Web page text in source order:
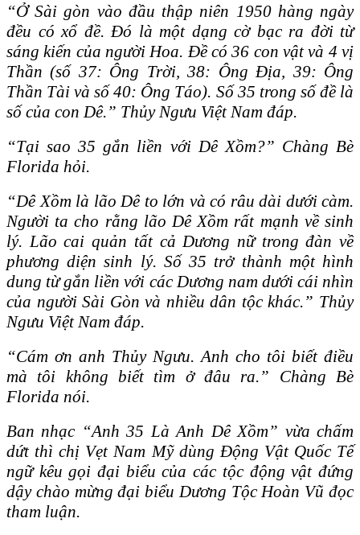
“Ở Sài gòn vào đầu thập niên 1950 hàng ngày
đều có xổ đề. Ɖó là một dạng cờ bạc ra đời từ
sáng kiến của người Hoa. Ɖề có 36 con vật và 4 vị
Thần (số 37: Ông Trời, 38: Ông Ɖịa, 39: Ông
Thần Tài và số 40: Ông Táo). Số 35 trong số đề là
số của con Dê.” Thủy Ngưu Việt Nam đáp.
“Tại sao 35 gắn liền với Dê Xồm?” Chàng Bè
Florida hỏi.
“Dê Xồm là lão Dê to lớn và có râu dài dưới càm.
Người ta cho rằng lão Dê Xồm rất mạnh về sinh
lý. Lão cai quản tất cả Dương nữ trong đàn về
phương diện sinh lý. Số 35 trở thành một hình
dung từ gắn liền với các Dương nam dưới cái nhìn
của người Sài Gòn và nhiều dân tộc khác.” Thủy
Ngưu Việt Nam đáp.
“Cám ơn anh Thủy Ngưu. Anh cho tôi biết điều
mà tôi không biết tìm ở đâu ra.” Chàng Bè
Florida nói.
Ban nhạc “Anh 35 Là Anh Dê Xồm” vừa chấm
dứt thì chị Vẹt Nam Mỹ dùng Ɖộng Vật Quốc Tế
ngữ kêu gọi đại biểu của các tộc động vật đứng
dậy chào mừng đại biểu Dương Tộc Hoàn Vũ đọc
tham luận.